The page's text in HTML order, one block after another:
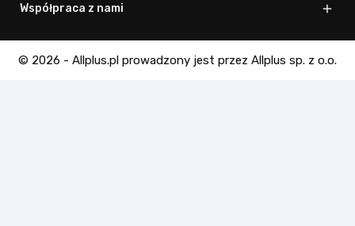
Współpraca z nami 
© 2026 - Allplus.pl prowadzony jest przez Allplus sp. z o.o.